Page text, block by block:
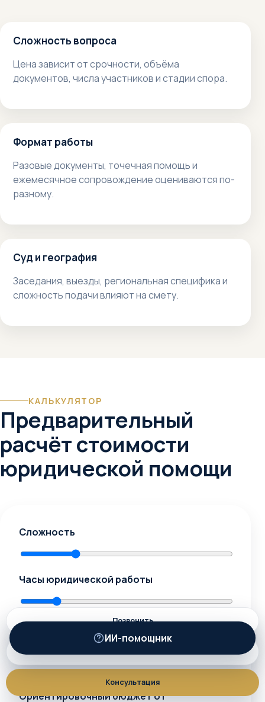
Сложность вопроса
Цена зависит от срочности, объёма
документов, числа участников и стадии спора.
Формат работы
Разовые документы, точечная помощь и
ежемесячное сопровождение оцениваются по-
разному.
Суд и география
Заседания, выезды, региональная специфика и
сложность подачи влияют на смету.
КАЛЬКУЛЯТОР
Предварительный
расчёт стоимости
юридической помощи
Сложность
Часы юридической работы
Количество документов
Ориентировочный бюджет от
Позвонить
Консультация
ИИ
ИИ-помощник